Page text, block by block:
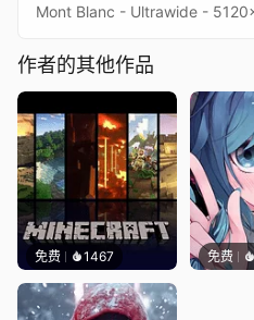
作者的其他作品
免费 1467 免费